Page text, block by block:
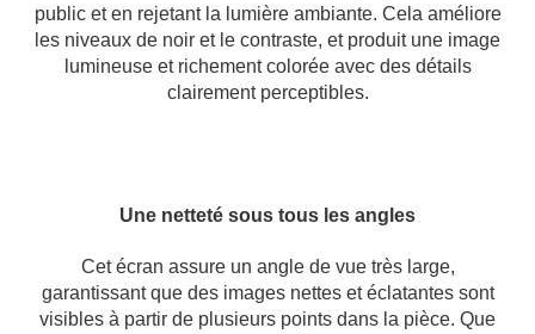
public et en rejetant la lumière ambiante. Cela améliore
les niveaux de noir et le contraste, et produit une image
lumineuse et richement colorée avec des détails
clairement perceptibles.
Une netteté sous tous les angles
Cet écran assure un angle de vue très large,
garantissant que des images nettes et éclatantes sont
visibles à partir de plusieurs points dans la pièce. Que